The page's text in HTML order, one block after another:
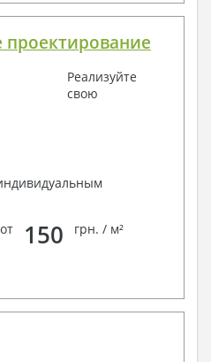
Реализуйте
свою
150 грн. / м²